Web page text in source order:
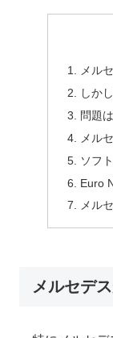
メル
しか
問題
メル
ソフ
Euro
メル
メルセデ